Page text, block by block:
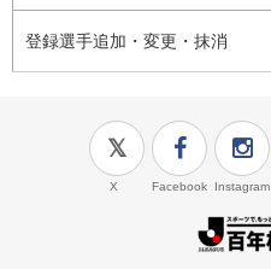
登録選手追加・変更・抹消
X Facebook Instagram